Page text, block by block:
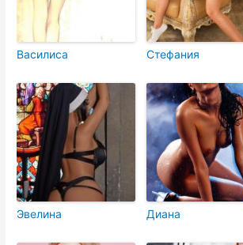
Василиса Стефания
Эвелина Диана